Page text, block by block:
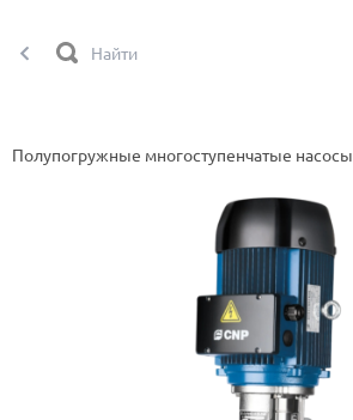
Полупогружные многоступенчатые насосы